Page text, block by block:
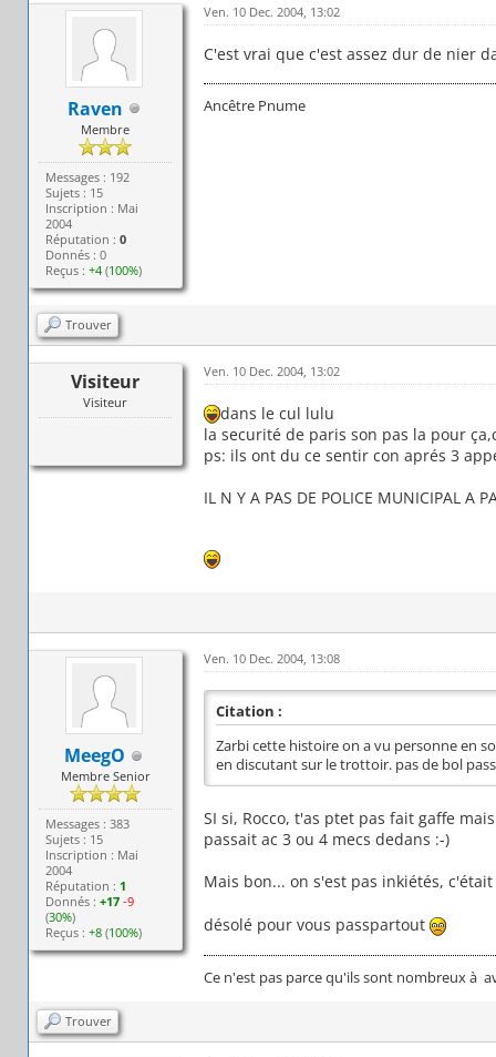
Raven
Membre
Messages : 192
Sujets : 15
Inscription : Mai
2004
Réputation :0
Donnés : 0
Reçus :+4 (100%)
Ven. 10 Dec. 2004, 13:02
C'est vrai que c'est assez dur de nier
Ancêtre Pnume
Trouver
Visiteur
Visiteur
Ven. 10 Dec. 2004, 13:02
dans le cul lulu
la securité de paris son pas la pour
ps: ils ont du ce sentir con aprés 3
IL N Y A PAS DE POLICE MUNICIPAL A
MeegO
Membre Senior
Messages : 383
Sujets : 15
Inscription : Mai
2004
Réputation : 1
Donnés :+17 -9
(30%)
Reçus :+8 (100%)
Ven. 10 Dec. 2004, 13:08
Citation :
Zarbi cette histoire on a vu personne en
en discutant sur le trottoir. pas de bol
SI si, Rocco, t'as ptet pas fait gaffe
passait ac 3 ou 4 mecs dedans :-)
Mais bon... on s'est pas inkiétés,
désolé pour vous passpartout
Ce n'est pas parce qu'ils sont nombreux à
Trouver